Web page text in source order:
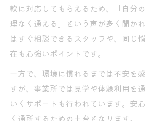
び
利用者が感じる就労継続支
は
大阪就労継続支援B型で実感
訣
軟に対応してもらえるため、「自分
理なく通える」という声が多く聞か
はすぐ相談できるスタッフや、同じ
在も心強いポイントです。
一方で、環境に慣れるまでは不安を
すが、事業所では見学や体験利用を
いくサポートも行われています。安
く通所するための土台となります。